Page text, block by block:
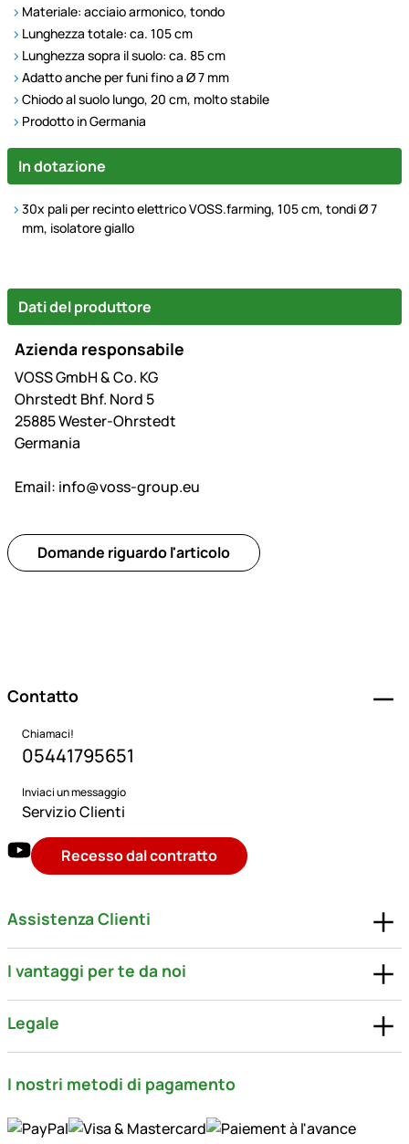
Materiale: acciaio armonico, tondo
Lunghezza totale: ca. 105 cm
Lunghezza sopra il suolo: ca. 85 cm
Adatto anche per funi fino a Ø 7 mm
Chiodo al suolo lungo, 20 cm, molto stabile
Prodotto in Germania
In dotazione
30x pali per recinto elettrico VOSS.farming, 105 cm, tondi Ø 7
mm, isolatore giallo
Dati del produttore
Azienda responsabile
VOSS GmbH & Co. KG
Ohrstedt Bhf. Nord 5
25885 Wester-Ohrstedt
Germania
Email: info@voss-group.eu
Domande riguardo l'articolo
Contatto
Chiamaci!
05441795651
Inviaci un messaggio
Servizio Clienti
Recesso dal contratto
Assistenza Clienti
I vantaggi per te da noi
Legale
I nostri metodi di pagamento